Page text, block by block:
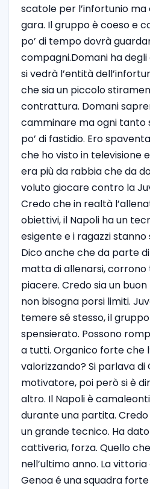
scatole per l’infortunio
gara. Il gruppo è coeso e
po’ di tempo dovrà
compagni.Domani ha
si vedrà l’entità
che sia un piccolo
contrattura. Domani
camminare ma ogni tanto
po’ di fastidio. Ero
che ho visto in televisione
era più da rabbia che da
voluto giocare contro la
Credo che in realtà
obiettivi, il Napoli ha un
esigente e i ragazzi stanno
Dico anche che da parte
matta di allenarsi,
piacere. Credo sia un
non bisogna porsi limiti.
temere sé stesso, il
spensierato. Possono
a tutti. Organico forte che
valorizzando? Si parlava
motivatore, poi però si è
altro. Il Napoli è
durante una partita.
un grande tecnico. Ha
cattiveria, forza. Quello
nell’ultimo anno. La
Genoa é una squadra